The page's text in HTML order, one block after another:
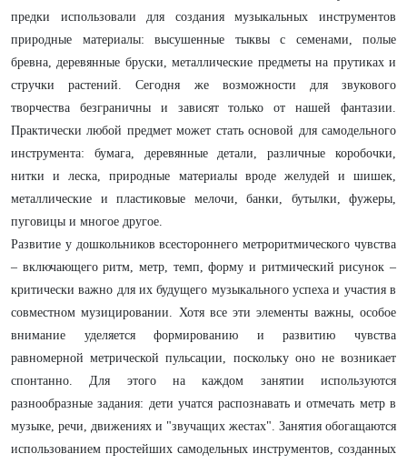
предки использовали для создания музыкальных инструментов
природные материалы: высушенные тыквы с семенами, полые
бревна, деревянные бруски, металлические предметы на прутиках и
стручки растений. Сегодня же возможности для звукового
творчества безграничны и зависят только от нашей фантазии.
Практически любой предмет может стать основой для самодельного
инструмента: бумага, деревянные детали, различные коробочки,
нитки и леска, природные материалы вроде желудей и шишек,
металлические и пластиковые мелочи, банки, бутылки, фужеры,
пуговицы и многое другое.
Развитие у дошкольников всестороннего метроритмического чувства
– включающего ритм, метр, темп, форму и ритмический рисунок –
критически важно для их будущего музыкального успеха и участия в
совместном музицировании. Хотя все эти элементы важны, особое
внимание уделяется формированию и развитию чувства
равномерной метрической пульсации, поскольку оно не возникает
спонтанно. Для этого на каждом занятии используются
разнообразные задания: дети учатся распознавать и отмечать метр в
музыке, речи, движениях и "звучащих жестах". Занятия обогащаются
использованием простейших самодельных инструментов, созданных